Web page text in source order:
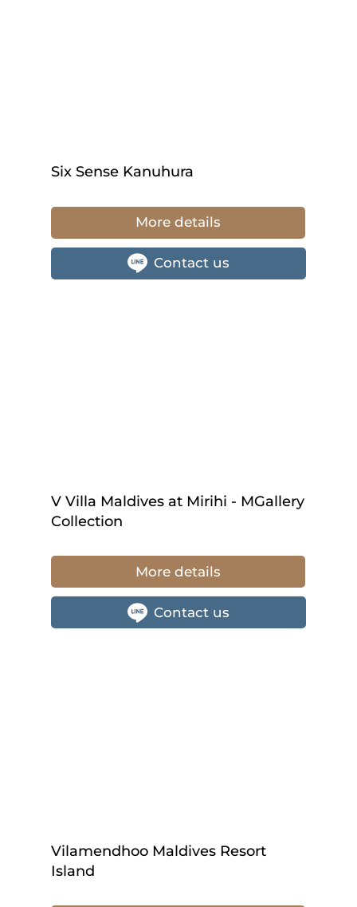
Six Sense Kanuhura
More details
Contact us
V Villa Maldives at Mirihi - MGallery
Collection
More details
Contact us
Vilamendhoo Maldives Resort
Island